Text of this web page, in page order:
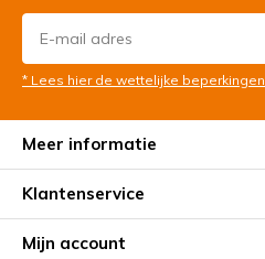
* Lees hier de wettelijke beperkingen
Meer informatie
Klantenservice
Mijn account